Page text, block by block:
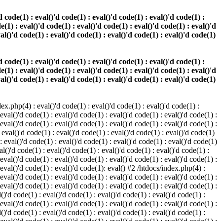
: eval()'d code(1) : eval()'d code(1) : eval()'d code(1) :
: eval()'d code(1) : eval()'d code(1) : eval()'d code(1) : eval()'d
code(1) : eval()'d code(1) : eval()'d code(1) : eval()'d code(1)
: eval()'d code(1) : eval()'d code(1) : eval()'d code(1) :
: eval()'d code(1) : eval()'d code(1) : eval()'d code(1) : eval()'d
code(1) : eval()'d code(1) : eval()'d code(1) : eval()'d code(1)
: eval()'d code(1) : eval()'d code(1) : eval()'d code(1) :
code(1) : eval()'d code(1) : eval()'d code(1) : eval()'d code(1) :
code(1) : eval()'d code(1) : eval()'d code(1) : eval()'d code(1) :
code(1) : eval()'d code(1) : eval()'d code(1) : eval()'d code(1)
code(1) : eval()'d code(1) : eval()'d code(1) : eval()'d code(1)
code(1) : eval()'d code(1) : eval()'d code(1) : eval()'d code(1) :
code(1) : eval()'d code(1) : eval()'d code(1) : eval()'d code(1) :
code(1) : eval()'d code(1): eval() #2 /htdocs/index.php(4) :
code(1) : eval()'d code(1) : eval()'d code(1) : eval()'d code(1) :
code(1) : eval()'d code(1) : eval()'d code(1) : eval()'d code(1) :
code(1) : eval()'d code(1) : eval()'d code(1) : eval()'d code(1) :
code(1) : eval()'d code(1) : eval()'d code(1) : eval()'d code(1) :
code(1) : eval()'d code(1) : eval()'d code(1) : eval()'d code(1) :